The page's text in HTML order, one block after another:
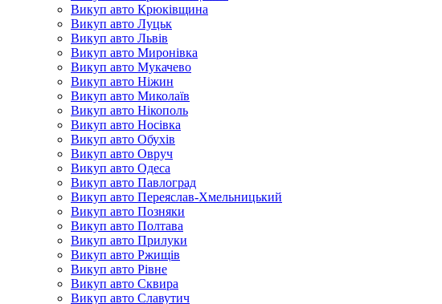
Викуп авто Крюківщина
Викуп авто Луцьк
Викуп авто Львів
Викуп авто Миронівка
Викуп авто Мукачево
Викуп авто Ніжин
Викуп авто Миколаїв
Викуп авто Нікополь
Викуп авто Носівка
Викуп авто Обухів
Викуп авто Овруч
Викуп авто Одеса
Викуп авто Павлоград
Викуп авто Переяслав-Хмельницький
Викуп авто Позняки
Викуп авто Полтава
Викуп авто Прилуки
Викуп авто Ржищів
Викуп авто Рівне
Викуп авто Сквира
Викуп авто Славутич